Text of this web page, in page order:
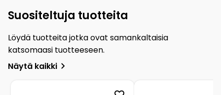
Suositeltuja tuotteita
Löydä tuotteita jotka ovat samankaltaisia
katsomaasi tuotteeseen.
Näytä kaikki